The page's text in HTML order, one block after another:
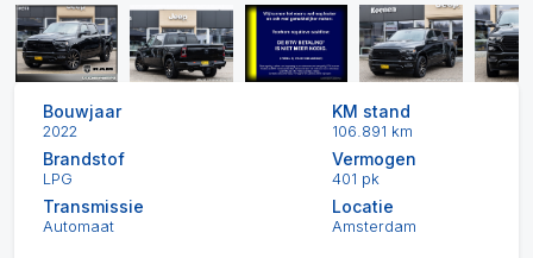
Bouwjaar
2022
KM stand
106.891 km
Brandstof
LPG
Vermogen
401 pk
Transmissie
Automaat
Locatie
Amsterdam